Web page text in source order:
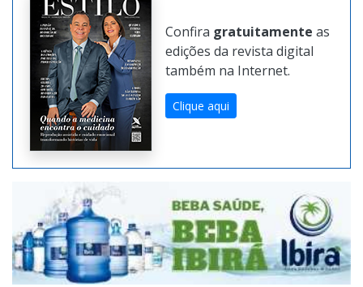
Confiragratuitamente
também na Internet.